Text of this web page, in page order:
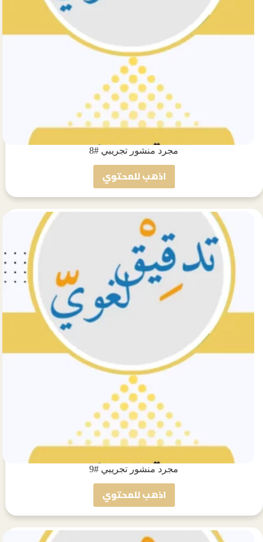
مجرد منشور تجريبي #8
اذهب للمحتوي
مجرد
منشور
مجرد منشور تجريبي #9
اذهب للمحتوي
مجرد
منشور